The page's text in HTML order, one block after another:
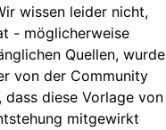
wissen leider nicht,
- möglicherweise
Quellen, wurde
von der Community
dass diese Vorlage von
mitgewirkt